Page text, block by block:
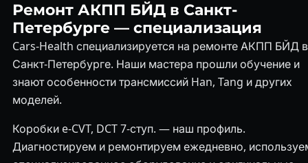
Ремонт АКПП БЙД в Санкт-
Петербурге — специализация
Cars-Health специализируется на ремонте АКПП БЙД в
Санкт-Петербурге. Наши мастера прошли обучение и
знают особенности трансмиссий Han, Tang и других
моделей.
Коробки e-CVT, DCT 7-ступ. — наш профиль.
Диагностируем и ремонтируем ежедневно,